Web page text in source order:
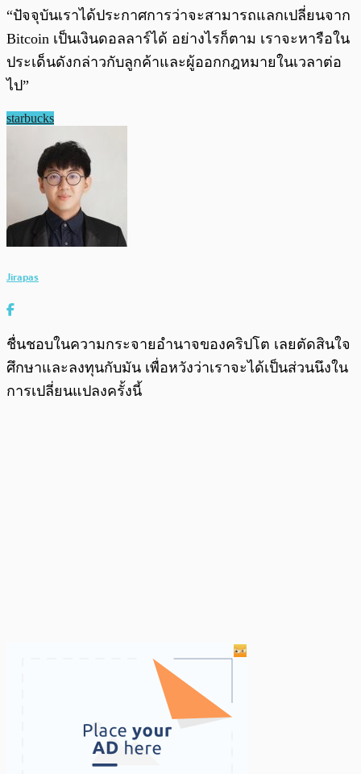
“ปัจจุบันเราได้ประกาศการว่าจะสามารถแลกเปลี่ยนจาก
Bitcoin เป็นเงินดอลลาร์ได้ อย่างไรก็ตาม เราจะหารือใน
ประเด็นดังกล่าวกับลูกค้าและผู้ออกกฎหมายในเวลาต่อ
ไป”
starbucks
Jirapas
ชื่นชอบในความกระจายอำนาจของคริปโต เลยตัดสินใจ
ศึกษาและลงทุนกับมัน เพื่อหวังว่าเราจะได้เป็นส่วนนึงใน
การเปลี่ยนแปลงครั้งนี้